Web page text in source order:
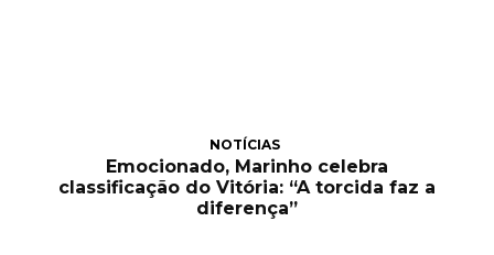
NOTÍCIAS
Emocionado, Marinho celebra
classificação do Vitória: “A torcida faz a
diferença”